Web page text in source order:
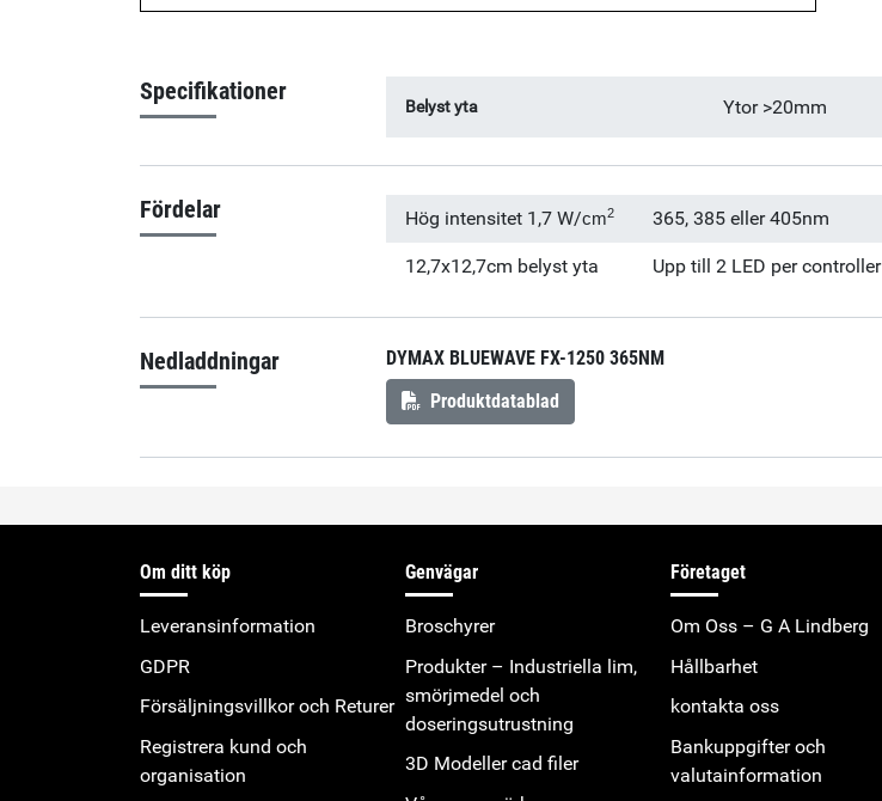
Specifikationer
Belyst yta Ytor >20mm
Fördelar Hög intensitet 1,7 W/cm2 365, 385 eller 405nm
12,7x12,7cm belyst yta Upp till 2 LED per controller
Nedladdningar
DYMAX BLUEWAVE FX-1250 365NM
Produktdatablad
Om ditt köp
Leveransinformation
GDPR
Försäljningsvillkor och Returer
Registrera kund och
organisation
Genvägar
Broschyrer
Produkter – Industriella lim,
smörjmedel och
doseringsutrustning
3D Modeller cad filer
Företaget
Om Oss – G A Lindberg
Hållbarhet
kontakta oss
Bankuppgifter och
valutainformation